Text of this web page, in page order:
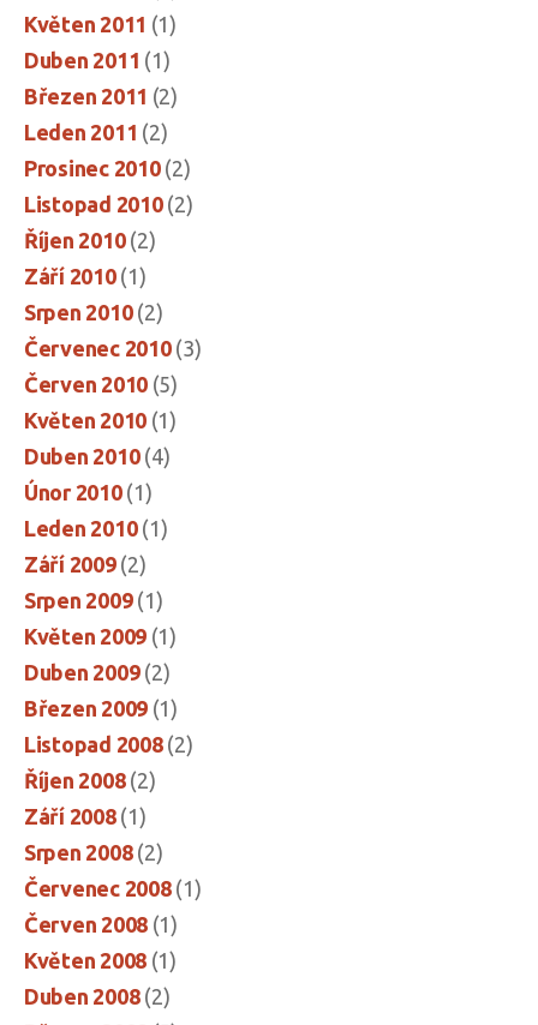
Květen 2011 (1)
Duben 2011 (1)
Březen 2011 (2)
Leden 2011 (2)
Prosinec 2010(2)
Listopad 2010(2)
Říjen 2010(2)
Září 2010(1)
Srpen 2010(2)
Červenec 2010(3)
Červen 2010 (5)
Květen 2010 (1)
Duben 2010(4)
Únor 2010(1)
Leden 2010(1)
Září 2009(2)
Srpen 2009(1)
Květen 2009 (1)
Duben 2009(2)
Březen 2009 (1)
Listopad 2008(2)
Říjen 2008(2)
Září 2008(1)
Srpen 2008(2)
Červenec 2008(1)
Červen 2008 (1)
Květen 2008 (1)
Duben 2008(2)